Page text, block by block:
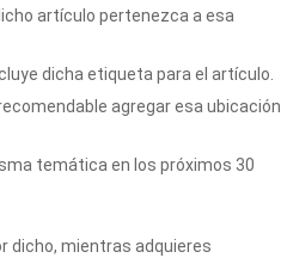
artículo pertenezca a esa
dicha etiqueta para el artículo.
agregar esa ubicación
temática en los próximos 30
dicho, mientras adquieres